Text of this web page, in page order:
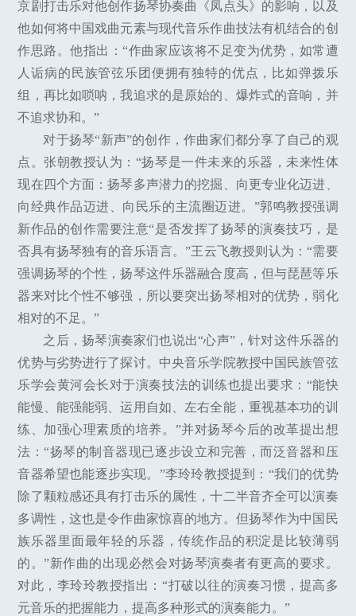
京剧打击乐对他创作扬琴协奏曲《凤点头》的影响，以及
他如何将中国戏曲元素与现代音乐作曲技法有机结合的创
作思路。他指出：“作曲家应该将不足变为优势，如常遭
人诟病的民族管弦乐团便拥有独特的优点，比如弹拨乐
组，再比如唢呐，我追求的是原始的、爆炸式的音响，并
不追求协和。”
对于扬琴“新声”的创作，作曲家们都分享了自己的观
点。张朝教授认为：“扬琴是一件未来的乐器，未来性体
现在四个方面：扬琴多声潜力的挖掘、向更专业化迈进、
向经典作品迈进、向民乐的主流圈迈进。”郭鸣教授强调
新作品的创作需要注意“是否发挥了扬琴的演奏技巧，是
否具有扬琴独有的音乐语言。”王云飞教授则认为：“需要
强调扬琴的个性，扬琴这件乐器融合度高，但与琵琶等乐
器来对比个性不够强，所以要突出扬琴相对的优势，弱化
相对的不足。”
之后，扬琴演奏家们也说出“心声”，针对这件乐器的
优势与劣势进行了探讨。中央音乐学院教授中国民族管弦
乐学会黄河会长对于演奏技法的训练也提出要求：“能快
能慢、能强能弱、运用自如、左右全能，重视基本功的训
练、加强心理素质的培养。”并对扬琴今后的改革提出想
法：“扬琴的制音器现已逐步设立和完善，而泛音器和压
音器希望也能逐步实现。”李玲玲教授提到：“我们的优势
除了颗粒感还具有打击乐的属性，十二半音齐全可以演奏
多调性，这也是令作曲家惊喜的地方。但扬琴作为中国民
族乐器里面最年轻的乐器，传统作品的积淀是比较薄弱
的。”新作曲的出现必然会对扬琴演奏者有更高的要求。
对此，李玲玲教授指出：“打破以往的演奏习惯，提高多
元音乐的把握能力，提高多种形式的演奏能力。”